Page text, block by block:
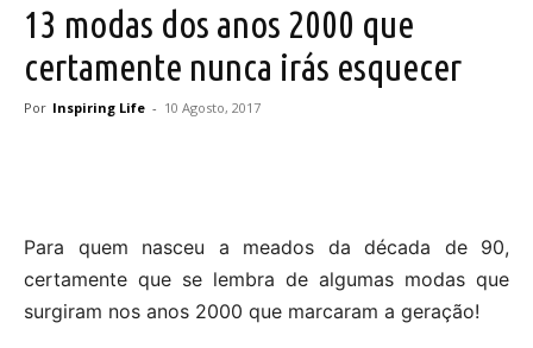
13 modas dos anos 2000 que
certamente nunca irás esquecer
Por Inspiring Life - 10 Agosto, 2017
Para quem nasceu a meados da década de 90,
certamente que se lembra de algumas modas que
surgiram nos anos 2000 que marcaram a geração!